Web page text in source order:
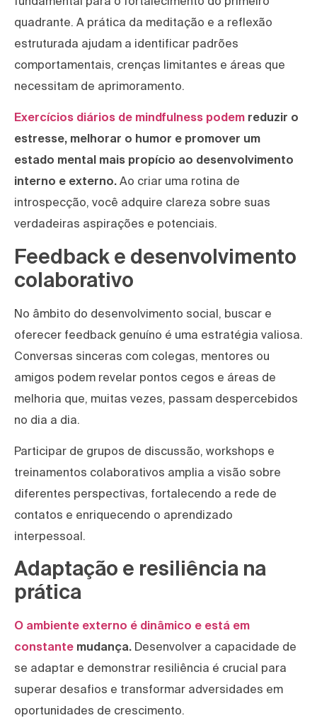
quadrante. A prática da meditação e a reflexão
estruturada ajudam a identificar padrões
comportamentais, crenças limitantes e áreas que
necessitam de aprimoramento.
Exercícios diários de mindfulness podem reduzir o
estresse, melhorar o humor e promover um
estado mental mais propício ao desenvolvimento
interno e externo. Ao criar uma rotina de
introspecção, você adquire clareza sobre suas
verdadeiras aspirações e potenciais.
Feedback e desenvolvimento
colaborativo
No âmbito do desenvolvimento social, buscar e
oferecer feedback genuíno é uma estratégia valiosa.
Conversas sinceras com colegas, mentores ou
amigos podem revelar pontos cegos e áreas de
melhoria que, muitas vezes, passam despercebidos
no dia a dia.
Participar de grupos de discussão, workshops e
treinamentos colaborativos amplia a visão sobre
diferentes perspectivas, fortalecendo a rede de
contatos e enriquecendo o aprendizado
interpessoal.
Adaptação e resiliência na
prática
O ambiente externo é dinâmico e está em
constante mudança. Desenvolver a capacidade de
se adaptar e demonstrar resiliência é crucial para
superar desafios e transformar adversidades em
oportunidades de crescimento.